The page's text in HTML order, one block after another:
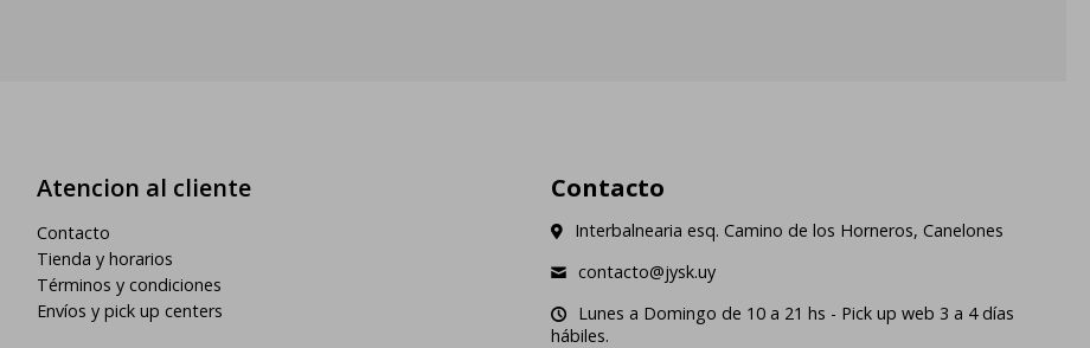
Atencion al cliente
Contacto
Tienda y horarios
Términos y condiciones
Envíos y pick up centers
Contacto
Interbalnearia esq. Camino de los Horneros, Canelones
contacto@jysk.uy
Lunes a Domingo de 10 a 21 hs - Pick up web 3 a 4 días
hábiles.